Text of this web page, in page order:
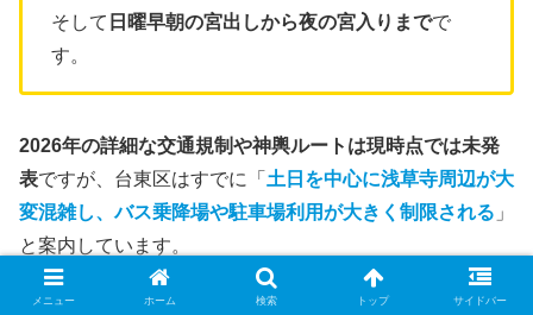
そして 日曜早朝の宮出しから夜の宮入りまでで
す。
2026年の詳細な交通規制や神輿ルートは現時点では未発
表ですが、台東区はすでに「 土日を中心に浅草寺周辺が大
変混雑し、バス乗降場や駐車場利用が大きく制限される 」
と案内しています。
メニュー ホーム 検索 トップ サイドバー